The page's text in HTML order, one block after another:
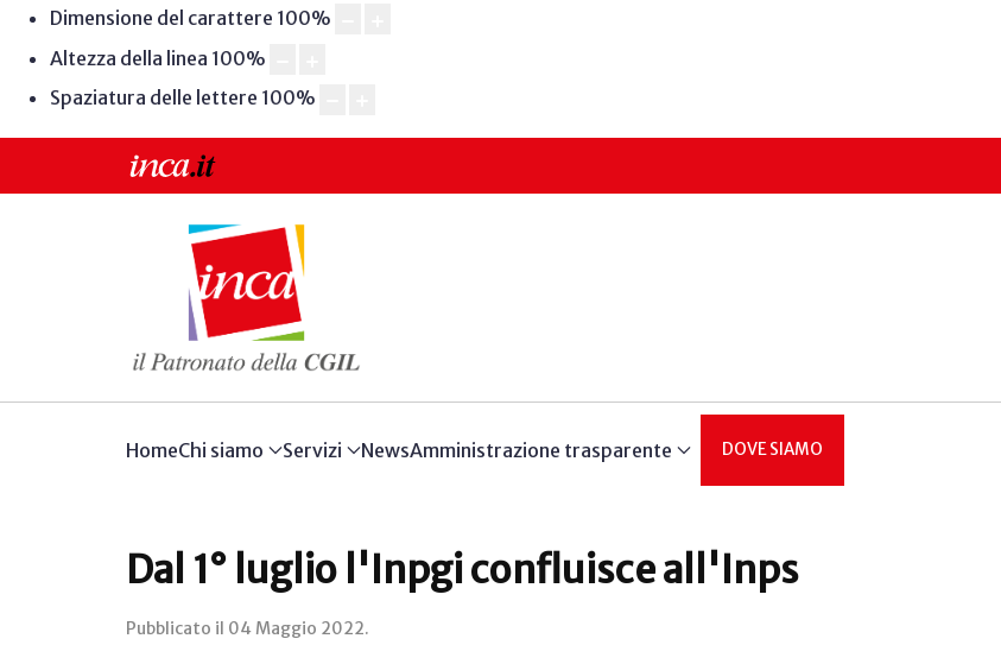
Dimensione del carattere 100%
Altezza della linea 100%
Spaziatura delle lettere 100%
HomeChi siamo Servizi NewsAmministrazione trasparente DOVE SIAMO
Dal 1° luglio l'Inpgi confluisce all'Inps
Pubblicato il 04 Maggio 2022.